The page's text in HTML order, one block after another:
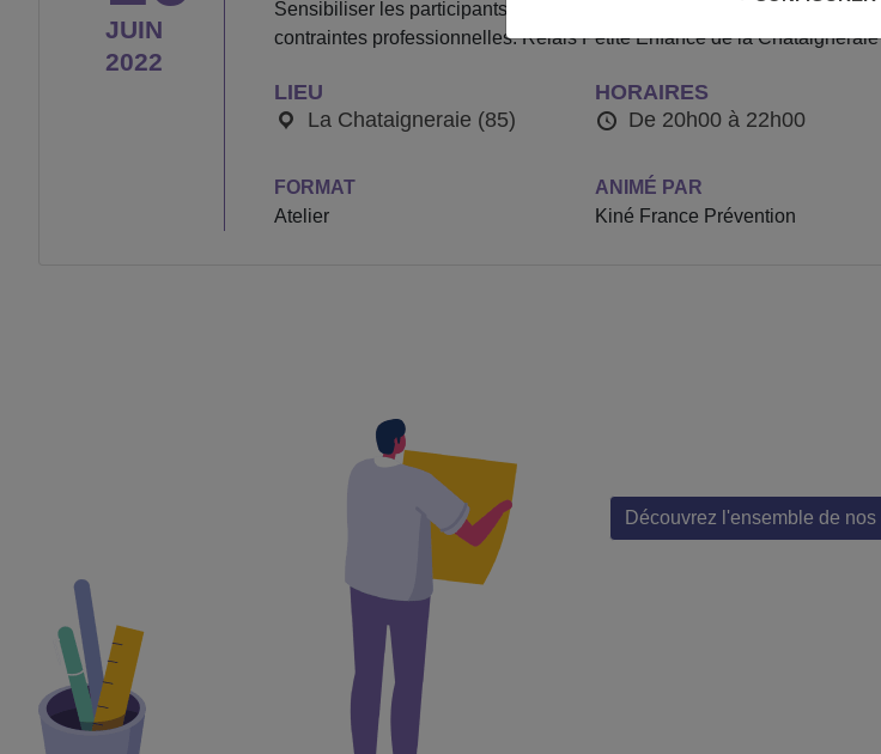
JUIN
2022
Sensibiliser les participants aux facteurs de risque et aux moyens de
contraintes professionnelles. Relais Petite Enfance de la Chataigneraie
LIEU
La Chataigneraie (85)
HORAIRES
De 20h00 à 22h00
FORMAT
Atelier
ANIMÉ PAR
Kiné France Prévention
Découvrez l'ensemble de